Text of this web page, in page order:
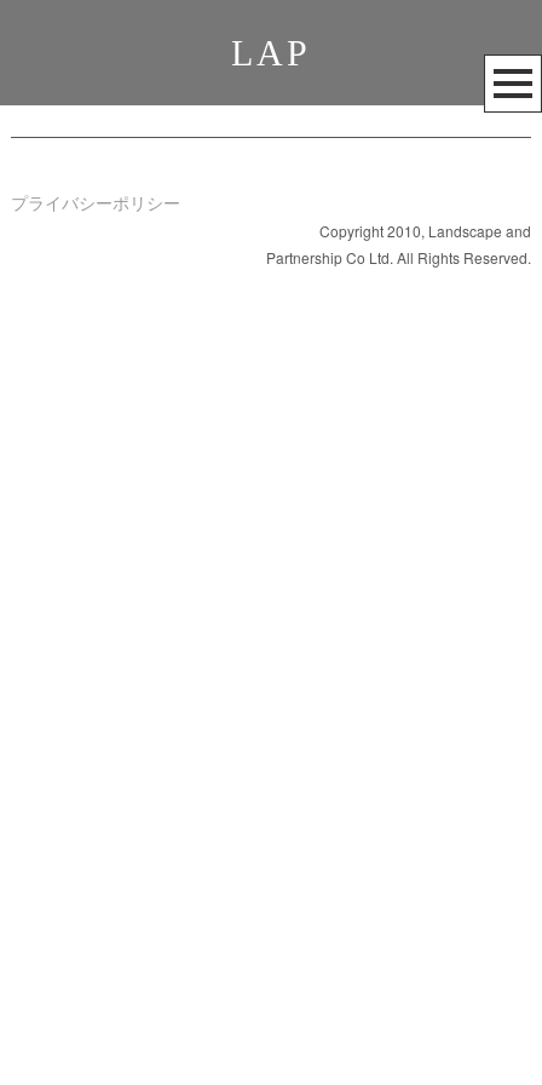
LAP
メ
ニ
ュ
開
く
プライバシーポリシー
Copyright 2010, Landscape and
Partnership Co Ltd. All Rights Reserved.